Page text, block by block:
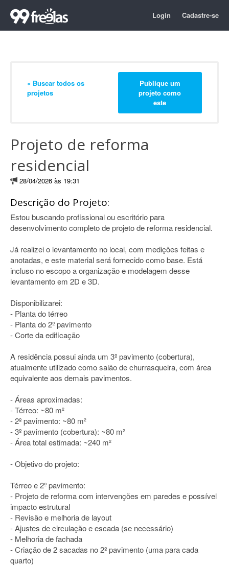
Login Cadastre-se
« Buscar todos os
projetos
Publique um
projeto como
este
Projeto de reforma
residencial
28/04/2026 às 19:31
Descrição do Projeto:
Estou buscando profissional ou escritório para
desenvolvimento completo de projeto de reforma residencial.
Já realizei o levantamento no local, com medições feitas e
anotadas, e este material será fornecido como base. Está
incluso no escopo a organização e modelagem desse
levantamento em 2D e 3D.
Disponibilizarei:
- Planta do térreo
- Planta do 2º pavimento
- Corte da edificação
A residência possui ainda um 3º pavimento (cobertura),
atualmente utilizado como salão de churrasqueira, com área
equivalente aos demais pavimentos.
- Áreas aproximadas:
- Térreo: ~80 m²
- 2º pavimento: ~80 m²
- 3º pavimento (cobertura): ~80 m²
- Área total estimada: ~240 m²
- Objetivo do projeto:
Térreo e 2º pavimento:
- Projeto de reforma com intervenções em paredes e possível
impacto estrutural
- Revisão e melhoria de layout
- Ajustes de circulação e escada (se necessário)
- Melhoria de fachada
- Criação de 2 sacadas no 2º pavimento (uma para cada
quarto)